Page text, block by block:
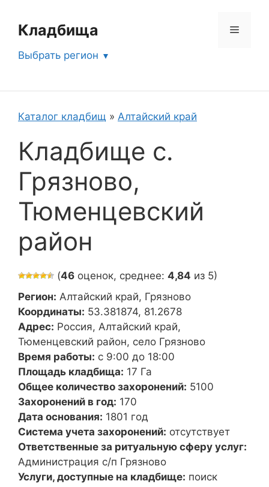
содержимому
Кладбища Меню
Выбрать регион
Каталог кладбищ » Алтайский край
Кладбище с.
Грязново,
Тюменцевский
район
(46 оценок, среднее: 4,84 из 5)
Регион: Алтайский край, Грязново
Координаты: 53.381874, 81.2678
Адрес: Россия, Алтайский край,
Тюменцевский район, село Грязново
Время работы: с 9:00 до 18:00
Площадь кладбища: 17 Га
Общее количество захоронений: 5100
Захоронений в год: 170
Дата основания: 1801 год
Система учета захоронений: отсутствует
Ответственные за ритуальную сферу услуг:
Администрация с/п Грязново
Услуги, доступные на кладбище: поиск